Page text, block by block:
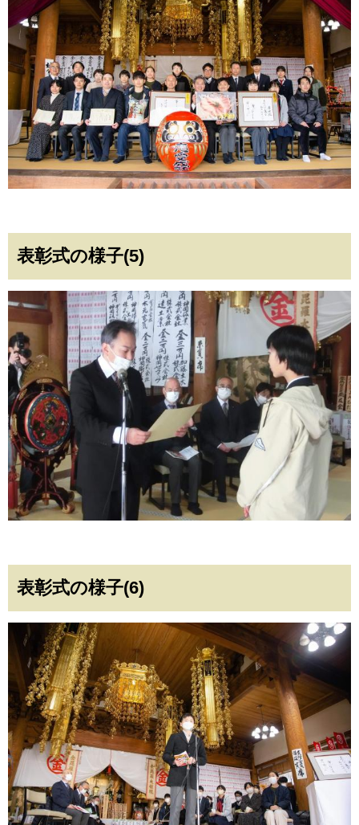
表彰式の様子(5)
表彰式の様子(6)